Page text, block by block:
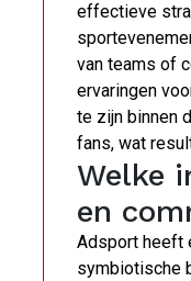
effectieve
van teams of
ervaringen
te zijn binnen
fans, wat
Welke
en
Adsport heeft
symbiotische